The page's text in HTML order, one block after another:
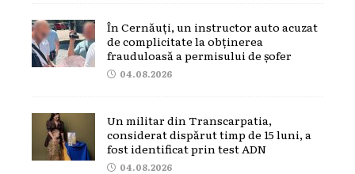
În Cernăuți, un instructor auto acuzat
de complicitate la obținerea
frauduloasă a permisului de șofer
04.08.2026
Un militar din Transcarpatia,
considerat dispărut timp de 15 luni, a
fost identificat prin test ADN
04.08.2026